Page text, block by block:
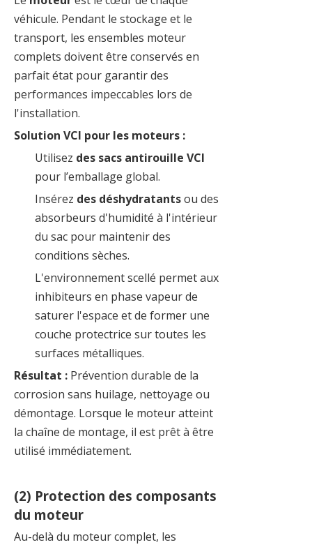
véhicule. Pendant le stockage et le
transport, les ensembles moteur
complets doivent être conservés en
parfait état pour garantir des
performances impeccables lors de
l'installation.
Solution VCI pour les moteurs :
Utilisez des sacs antirouille VCI
pour l’emballage global.
Insérez des déshydratantsou des
absorbeurs d'humidité à l'intérieur
du sac pour maintenir des
conditions sèches.
L'environnement scellé permet aux
inhibiteurs en phase vapeur de
saturer l'espace et de former une
couche protectrice sur toutes les
surfaces métalliques.
Résultat : Prévention durable de la
corrosion sans huilage, nettoyage ou
démontage. Lorsque le moteur atteint
la chaîne de montage, il est prêt à être
utilisé immédiatement.
(2) Protection des composants
du moteur
Au-delà du moteur complet, les